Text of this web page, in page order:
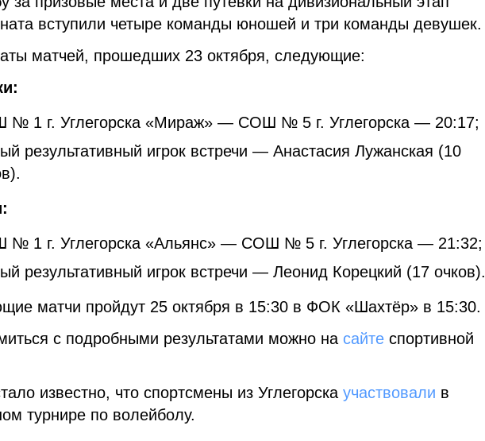
вступили четыре команды юношей и три команды девушек.
матчей, прошедших 23 октября, следующие:
1 г. Углегорска «Мираж» — СОШ № 5 г. Углегорска — 20:17;
результативный игрок встречи — Анастасия Лужанская (10
1 г. Углегорска «Альянс» — СОШ № 5 г. Углегорска — 21:32;
результативный игрок встречи — Леонид Корецкий (17 очков).
матчи пройдут 25 октября в 15:30 в ФОК «Шахтёр» в 15:30.
с подробными результатами можно на сайте спортивной
известно, что спортсмены из Углегорска участвовали в
турнире по волейболу.